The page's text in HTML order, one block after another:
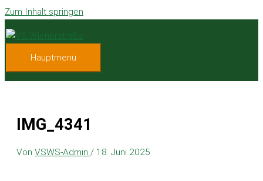
Zum Inhalt springen
Hauptmenü
IMG_4341
Von VSWS-Admin / 18. Juni 2025